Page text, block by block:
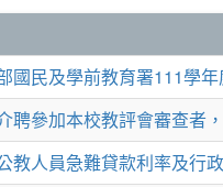
國民及學前教育署111學
聘參加本校教評會審查者
教人員急難貸款利率及行